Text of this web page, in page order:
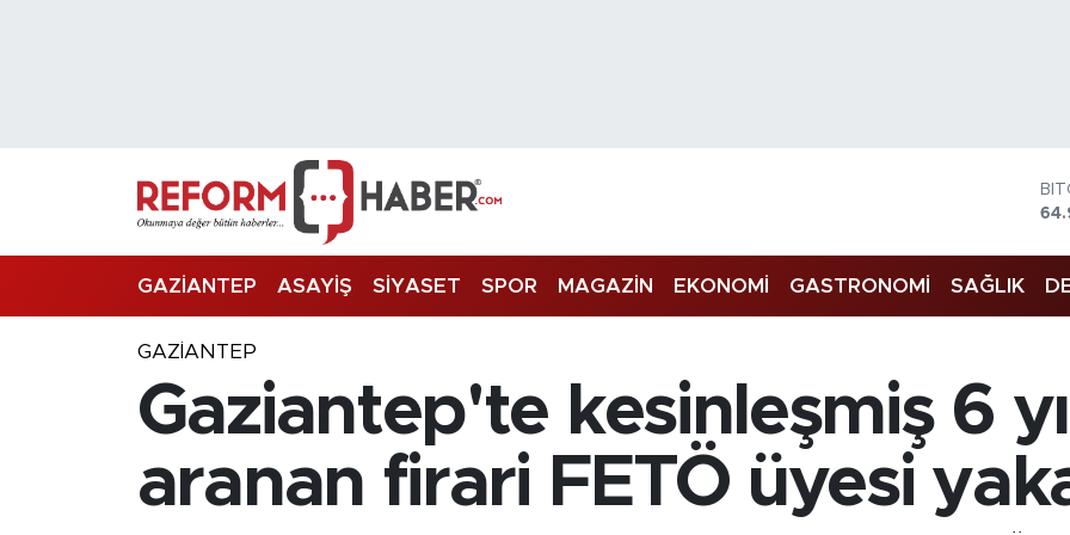
GAZİANTEP ASAYİŞ SİYASET SPOR MAGAZİN EKONOMİ GASTRONOMİ SAĞLIK
GAZIANTEP
Gaziantep'te kesinleşmiş 6
aranan firari FETÖ üyesi
Trafik Durumu
Süper Lig Puan Durumu ve Fikstür
Son Dakika Haberleri